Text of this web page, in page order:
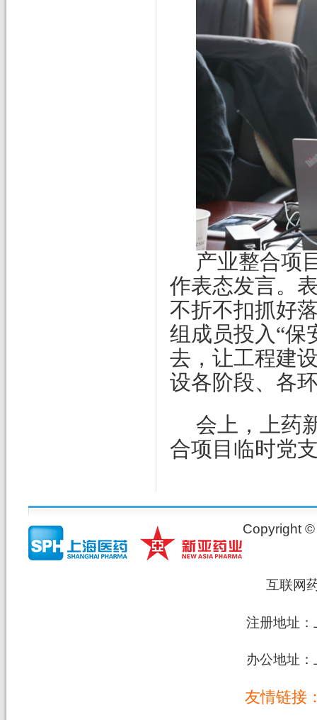
产业整合项
作表态发言。
不折不扣抓好
组成员投入“保
去，让工程建
设各阶段、各
会上，上药
合项目临时党
Copyright
互联网
注册地址
办公地址
友情链